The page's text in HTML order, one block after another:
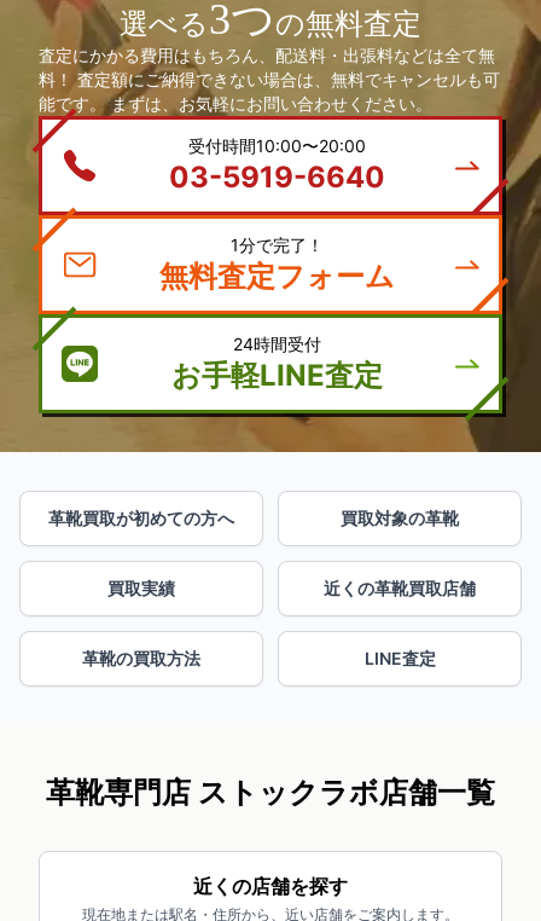
選べる3つの無料査定
査定にかかる費用はもちろん、配送料・出張料などは全て無
料！ 査定額にご納得できない場合は、無料でキャンセルも可
能です。 まずは、お気軽にお問い合わせください。
受付時間10:00〜20:00
03-5919-6640
1分で完了！
無料査定フォーム
24時間受付
お手軽LINE査定
革靴買取が初めての方へ 買取対象の革靴
買取実績 近くの革靴買取店舗
革靴の買取方法 LINE査定
革靴専門店 ストックラボ店舗一覧
近くの店舗を探す
現在地または駅名・住所から、近い店舗をご案内します。